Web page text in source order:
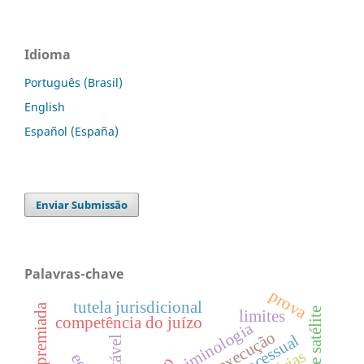
Idioma
Português (Brasil)
English
Español (España)
Enviar Submissão
Palavras-chave
criminologia
competência do juízo
execução
tutela jurisdicional limitesprova